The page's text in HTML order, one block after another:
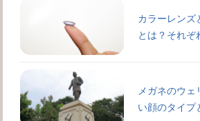
カラーレンズ
とは？それぞ
メガネのウ
い顔のタイプ